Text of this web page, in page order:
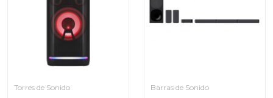
Torres de Sonido Barras de Sonido